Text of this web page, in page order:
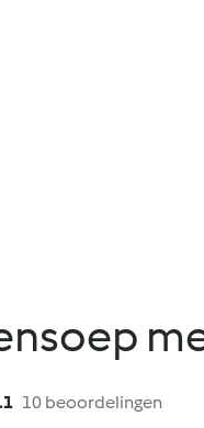
10 beoordelingen